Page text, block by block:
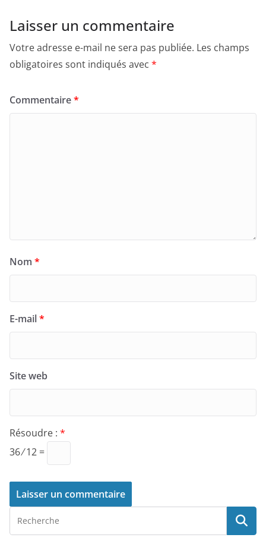
Laisser un commentaire
Votre adresse e-mail ne sera pas publiée. Les champs
obligatoires sont indiqués avec *
Commentaire*
Nom *
E-mail*
Site web
Résoudre : *
36 ⁄ 12 =